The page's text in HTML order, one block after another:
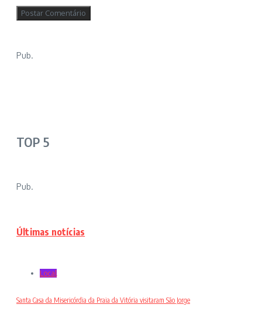
Pub.
TOP 5
Pub.
Últimas notícias
Local
Santa Casa da Misericórdia da Praia da Vitória visitaram São Jorge